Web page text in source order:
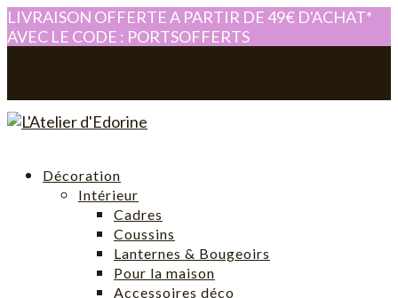
LIVRAISON OFFERTE A PARTIR DE 49€ D'ACHAT*
AVEC LE CODE : PORTSOFFERTS
Décoration
Intérieur
Cadres
Coussins
Lanternes & Bougeoirs
Pour la maison
Accessoires déco